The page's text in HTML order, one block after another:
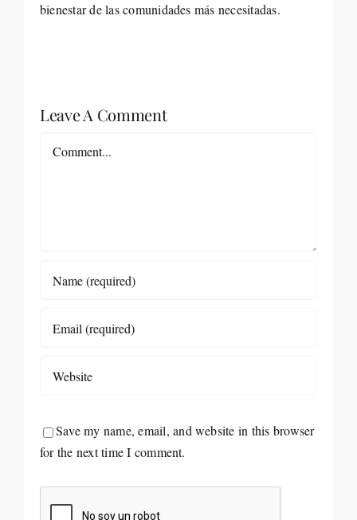
bienestar de las comunidades más necesitadas.
Leave A Comment
Save my name, email, and website in this browser
for the next time I comment.